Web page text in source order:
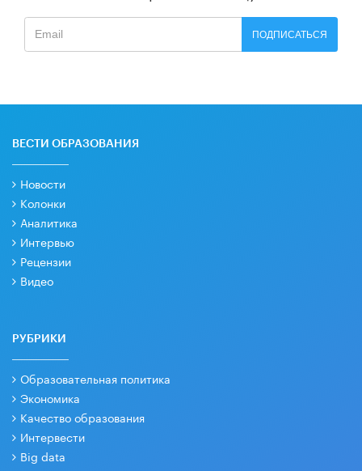
ПОДПИСАТЬСЯ
ВЕСТИ ОБРАЗОВАНИЯ
Новости
Колонки
Аналитика
Интервью
Рецензии
Видео
РУБРИКИ
Образовательная политика
Экономика
Качество образования
Интервести
Big data